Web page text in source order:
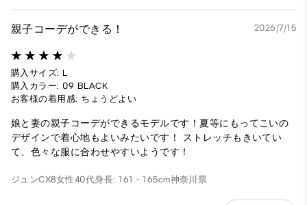
親子コーデができる！ 2026/7/15
購入サイズ: L
購入カラー: 09 BLACK
お客様の着用感: ちょうどよい
娘と妻の親子コーデができるモデルです！夏等にもってこいの
デザインで着心地もよいみたいです！ ストレッチもきいてい
て、色々な服に合わせやすいようです！
ジュンCX8女性40代身長: 161 - 165cm神奈川県